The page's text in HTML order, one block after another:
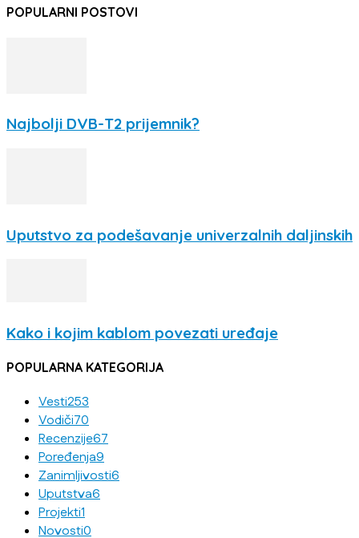
POPULARNI POSTOVI
Najbolji DVB-T2 prijemnik?
Uputstvo za podešavanje univerzalnih daljinskih
Kako i kojim kablom povezati uređaje
POPULARNA KATEGORIJA
Vesti253
Vodiči70
Recenzije67
Poređenja9
Zanimljivosti6
Uputstva6
Projekti1
Novosti0